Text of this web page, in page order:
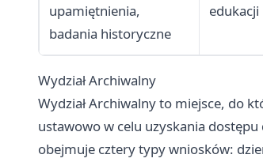
upamiętnienia,
badania historyczne
edukacji
Wydział Archiwalny
Wydział Archiwalny to miejsce, do
ustawowo w celu uzyskania
obejmuje cztery typy wniosków: